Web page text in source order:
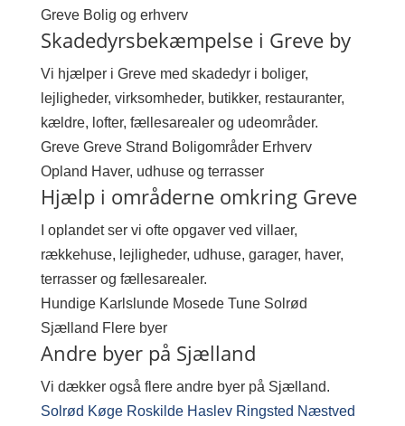
Greve Bolig og erhverv
Skadedyrsbekæmpelse i Greve by
Vi hjælper i Greve med skadedyr i boliger,
lejligheder, virksomheder, butikker, restauranter,
kældre, lofter, fællesarealer og udeområder.
Greve Greve Strand Boligområder Erhverv
Opland Haver, udhuse og terrasser
Hjælp i områderne omkring Greve
I oplandet ser vi ofte opgaver ved villaer,
rækkehuse, lejligheder, udhuse, garager, haver,
terrasser og fællesarealer.
Hundige Karlslunde Mosede Tune Solrød
Sjælland Flere byer
Andre byer på Sjælland
Vi dækker også flere andre byer på Sjælland.
Solrød Køge Roskilde Haslev Ringsted Næstved